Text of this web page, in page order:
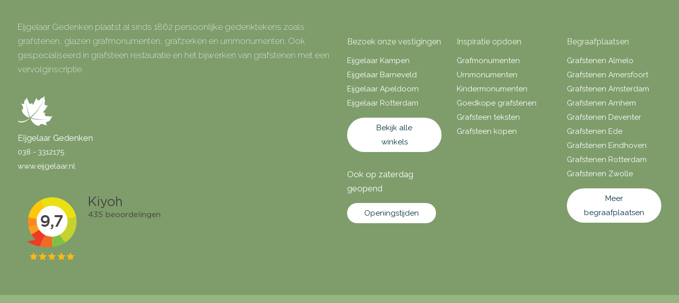
Eijgelaar Gedenken plaatst al sinds 1862 persoonlijke gedenktekens zoals
grafstenen, glazen grafmonumenten, grafzerken en urnmonumenten. Ook
gespecialiseerd in grafsteen restauratie en het bijwerken van grafstenen met een
vervolginscriptie.
Eijgelaar Gedenken
038 - 3312175
www.eijgelaar.nl
Bezoek onze vestigingen
Eijgelaar Kampen
Eijgelaar Barneveld
Eijgelaar Apeldoorn
Eijgelaar Rotterdam
Bekijk alle
winkels
Ook op zaterdag
geopend
Openingstijden
Inspiratie opdoen
Grafmonumenten
Urnmonumenten
Kindermonumenten
Goedkope grafstenen
Grafsteen teksten
Grafsteen kopen
Begraafplaatsen
Grafstenen Almelo
Grafstenen Amersfoort
Grafstenen Amsterdam
Grafstenen Arnhem
Grafstenen Deventer
Grafstenen Ede
Grafstenen Eindhoven
Grafstenen Rotterdam
Grafstenen Zwolle
Meer
begraafplaatsen